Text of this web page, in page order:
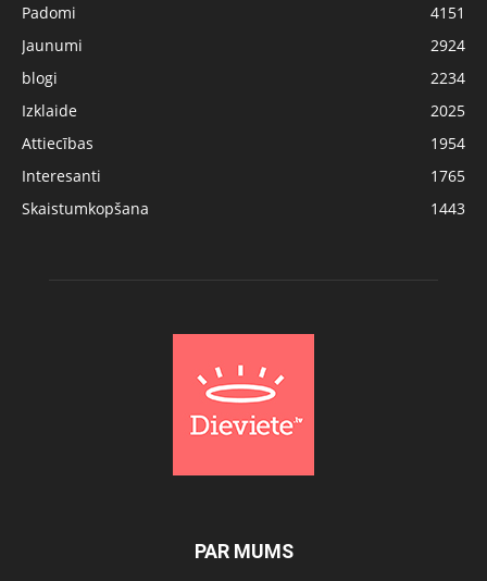
Padomi
4151
Jaunumi
2924
blogi
2234
Izklaide
2025
Attiecības
1954
Interesanti
1765
Skaistumkopšana
1443
PAR MUMS